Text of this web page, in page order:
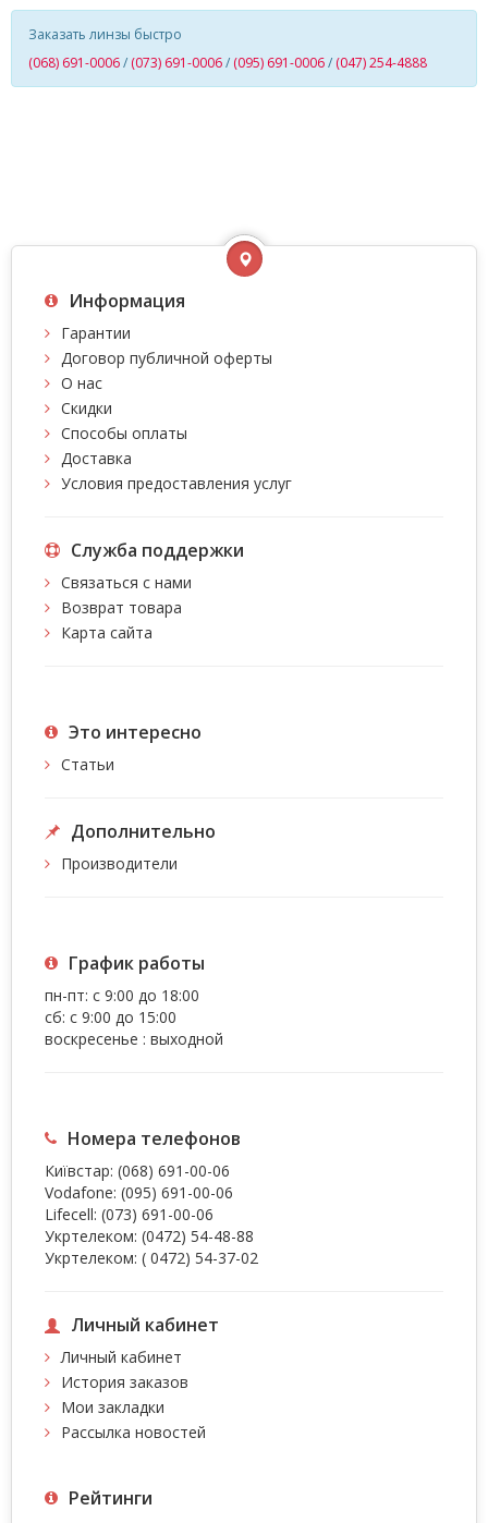
Заказать линзы быстро
(068) 691-0006/ (073) 691-0006/ (095) 691-0006/ (047) 254-4888
Информация
Гарантии
Договор публичной оферты
О нас
Скидки
Способы оплаты
Доставка
Условия предоставления услуг
Служба поддержки
Связаться с нами
Возврат товара
Карта сайта
Это интересно
Статьи
Дополнительно
Производители
График работы
пн-пт: с 9:00 до 18:00
сб: с 9:00 до 15:00
воскресенье : выходной
Номера телефонов
Київстар: (068) 691-00-06
Vodafone: (095) 691-00-06
Lifecell: (073) 691-00-06
Укртелеком: (0472) 54-48-88
Укртелеком: ( 0472) 54-37-02
Личный кабинет
Личный кабинет
История заказов
Мои закладки
Рассылка новостей
Рейтинги